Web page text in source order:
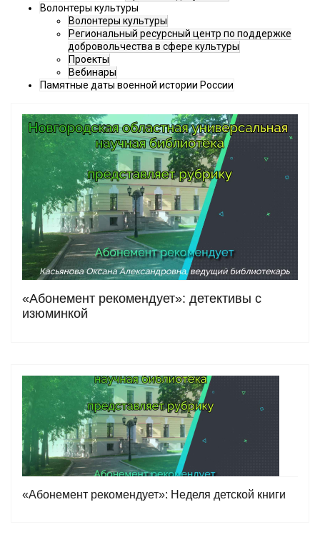
Волонтеры культуры
Волонтеры культуры
Региональный ресурсный центр по поддержке
добровольчества в сфере культуры
Проекты
Вебинары
Памятные даты военной истории России
«Абонемент рекомендует»: детективы с
изюминкой
«Абонемент рекомендует»: Неделя детской книги